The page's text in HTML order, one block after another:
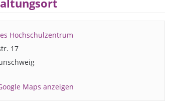
Hochschulzentrum
17
Maps anzeigen